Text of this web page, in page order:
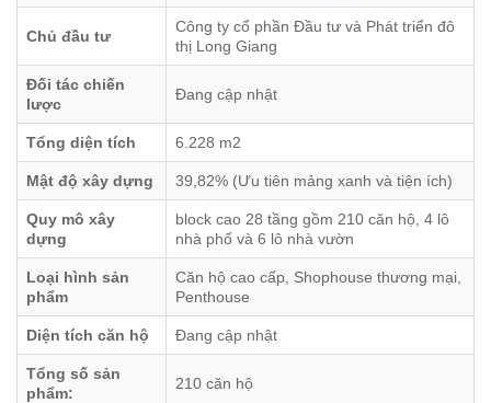
Chủ đầu tư
Công ty cổ phần Đầu tư và Phát triển đô
thị Long Giang
Đối tác chiến
lược
Đang cập nhật
Tổng diện tích 6.228 m2
Mật độ xây dựng 39,82% (Ưu tiên mảng xanh và tiện ích)
Quy mô xây
dựng
block cao 28 tầng gồm 210 căn hộ, 4 lô
nhà phố và 6 lô nhà vườn
Loại hình sản
phẩm
Căn hộ cao cấp, Shophouse thương mại,
Penthouse
Diện tích căn hộ Đang cập nhật
Tổng số sản
phẩm:
210 căn hộ